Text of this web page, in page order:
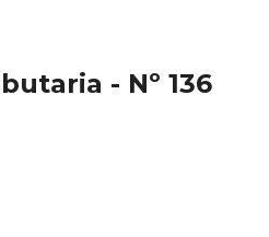
- Nº 136